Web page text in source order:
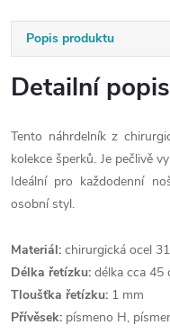
Popis produktu
Detailní
Tento náhrdelník z
kolekce šperků. Je pečlivě
Ideální pro každodenní
osobní styl.
Materiál: chirurgická ocel
Délka řetízku: délka cca 45
Tloušťka řetízku: 1 mm
Přívěsek: písmeno H,